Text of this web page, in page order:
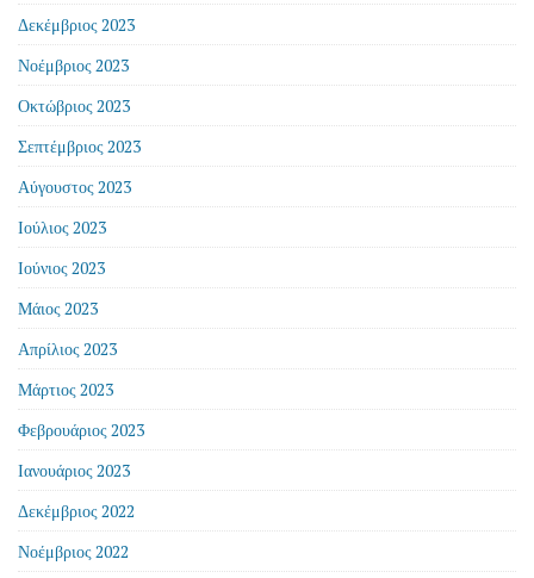
Δεκέμβριος 2023
Νοέμβριος 2023
Οκτώβριος 2023
Σεπτέμβριος 2023
Αύγουστος 2023
Ιούλιος 2023
Ιούνιος 2023
Μάιος 2023
Απρίλιος 2023
Μάρτιος 2023
Φεβρουάριος 2023
Ιανουάριος 2023
Δεκέμβριος 2022
Νοέμβριος 2022